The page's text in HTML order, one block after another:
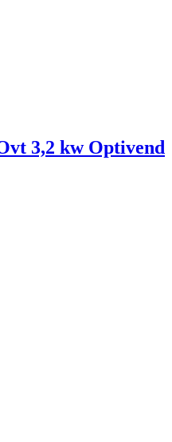
3,2 kw Optivend